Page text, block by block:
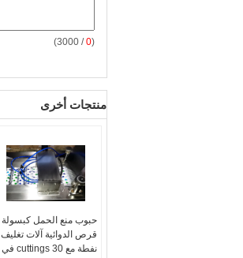
(
0
/ 3000)
منتجات أخرى
حبوب منع الحمل كبسولة
قرص الدوائية آلات تغليف
نفطة مع 30 cuttings في